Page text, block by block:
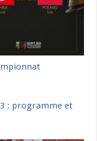
: programme et